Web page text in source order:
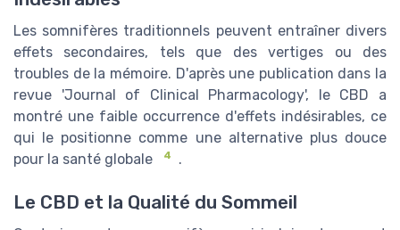
Les somnifères traditionnels peuvent entraîner divers
effets secondaires, tels que des vertiges ou des
troubles de la mémoire. D'après une publication dans la
revue 'Journal of Clinical Pharmacology', le CBD a
montré une faible occurrence d'effets indésirables, ce
qui le positionne comme une alternative plus douce
pour la santé globale
4 .
Le CBD et la Qualité du Sommeil